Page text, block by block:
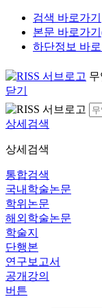
검색 바로가기
본문 바로가기
하단정보 바로
닫기
상세검색
상세검색
통합검색
국내학술논문
학위논문
해외학술논문
학술지
단행본
연구보고서
공개강의
버튼